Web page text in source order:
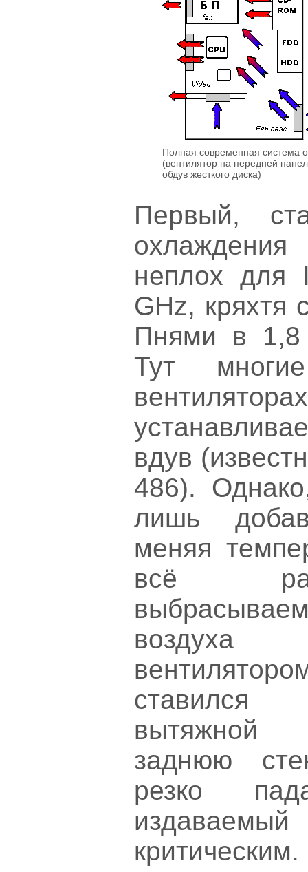
Полная современная система
(вентилятор на передней
обдув жесткого диска)
Первый,
неплох
GHz, кряхтя
Пнями в
Тут
вентиляторах
вдув
486).
лишь
меняя
всё
воздуха
ставился
вытяжной
заднюю
резко